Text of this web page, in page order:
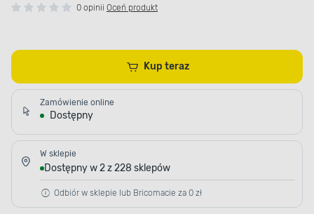
0 opinii Oceń produkt
Kup teraz
Zamówienie online
Dostępny
W sklepie
Dostępny w 2 z 228 sklepów
Odbiór w sklepie lub Bricomacie za 0 zł